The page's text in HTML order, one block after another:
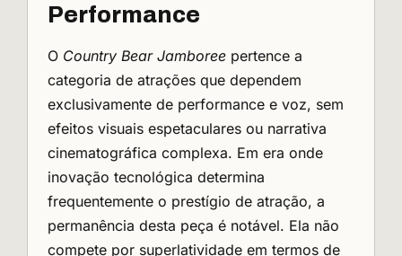
Performance
O Country Bear Jamboree pertence a
categoria de atrações que dependem
exclusivamente de performance e voz, sem
efeitos visuais espetaculares ou narrativa
cinematográfica complexa. Em era onde
inovação tecnológica determina
frequentemente o prestígio de atração, a
permanência desta peça é notável. Ela não
compete por superlatividade em termos de